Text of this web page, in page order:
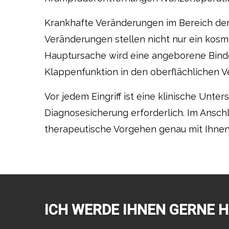
Krankhafte Veränderungen im Bereich
Veränderungen stellen nicht nur ein
Hauptursache wird eine angeborene
Klappenfunktion in den oberflächlichen
Vor jedem Eingriff ist eine klinische
Diagnosesicherung erforderlich. Im
therapeutische Vorgehen genau mit
ICH WERDE IHNEN GERNE